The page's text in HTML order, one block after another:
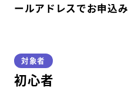
ールアドレスでお申込み
対象者
初心者